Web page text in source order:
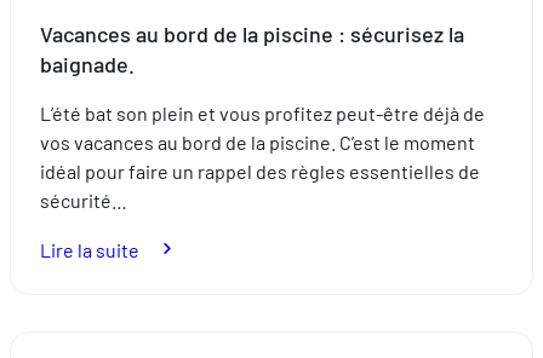
Vacances au bord de la piscine : sécurisez la
baignade.
L’été bat son plein et vous profitez peut-être déjà de
vos vacances au bord de la piscine. C’est le moment
idéal pour faire un rappel des règles essentielles de
sécurité…
Lire la suite